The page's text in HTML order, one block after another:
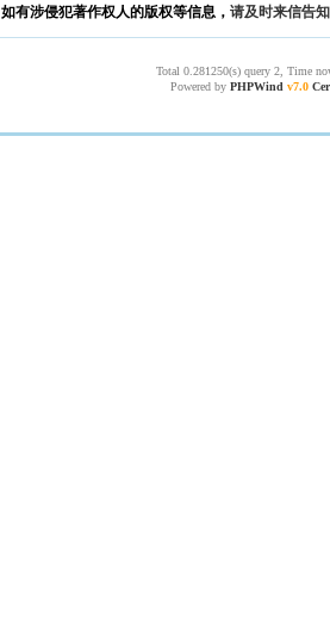
如有涉侵犯著作权人的版权等信息， 请及时来信告知
Total 0.281250(s) query 2, Time
Powered by PHPWind v7.0